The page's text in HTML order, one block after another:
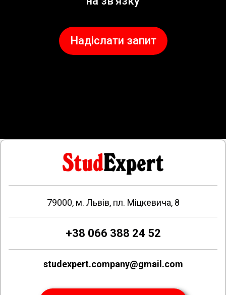
Надіслати запит
79000, м. Львів, пл. Міцкевича, 8
+38 066 388 24 52
studexpert.company@gmail.com